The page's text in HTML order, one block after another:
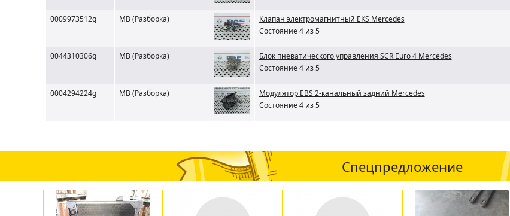
0009973512g MB (Разборка)
Клапан электромагнитный EKS Mercedes
Состояние 4 из 5
0044310306g MB (Разборка)
Блок пневатического управления SCR Euro 4 Mercedes
Состояние 4 из 5
0004294224g MB (Разборка)
Модулятор EBS 2-канальный задний Mercedes
Состояние 4 из 5
Спецпредложение